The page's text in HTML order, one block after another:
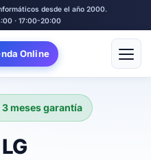
desde el año 2000.
· 17:00-20:00
Online Abrir
3 meses garantía